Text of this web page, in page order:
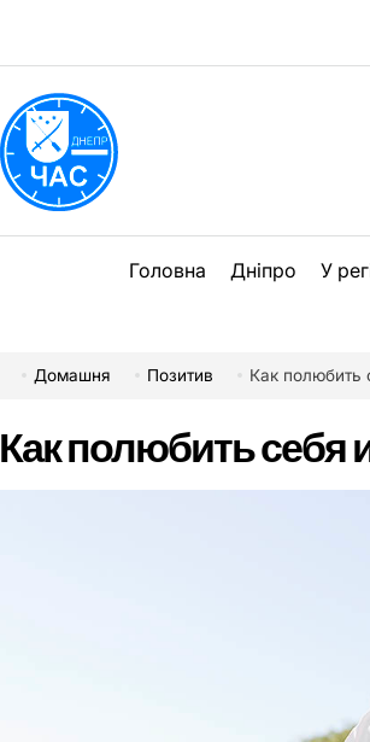
Головна Дніпро У
Домашня Позитив Как полюбить
Как полюбить себя